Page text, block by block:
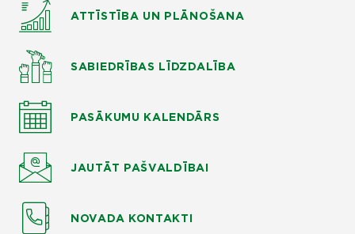
ATTĪSTĪBA UN PLĀNOŠANA
SABIEDRĪBAS LĪDZDALĪBA
PASĀKUMU KALENDĀRS
JAUTĀT PAŠVALDĪBAI
NOVADA KONTAKTI